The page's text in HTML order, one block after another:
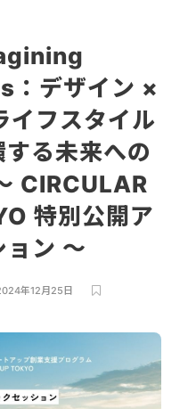
デザイン ×
イフスタイル
る未来への
CIRCULAR
特別公開ア
ョン ～
年12月25日